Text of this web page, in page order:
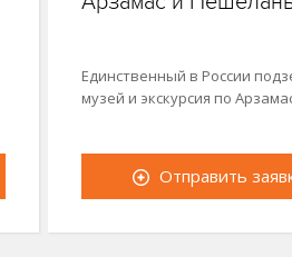
Единственный в России
музей и экскурсия по
Отправить